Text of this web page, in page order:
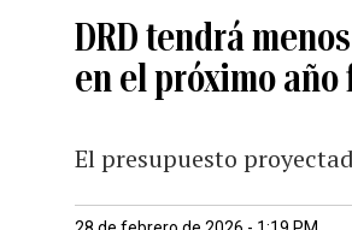
DRD tendrá
en el próximo año
El presupuesto